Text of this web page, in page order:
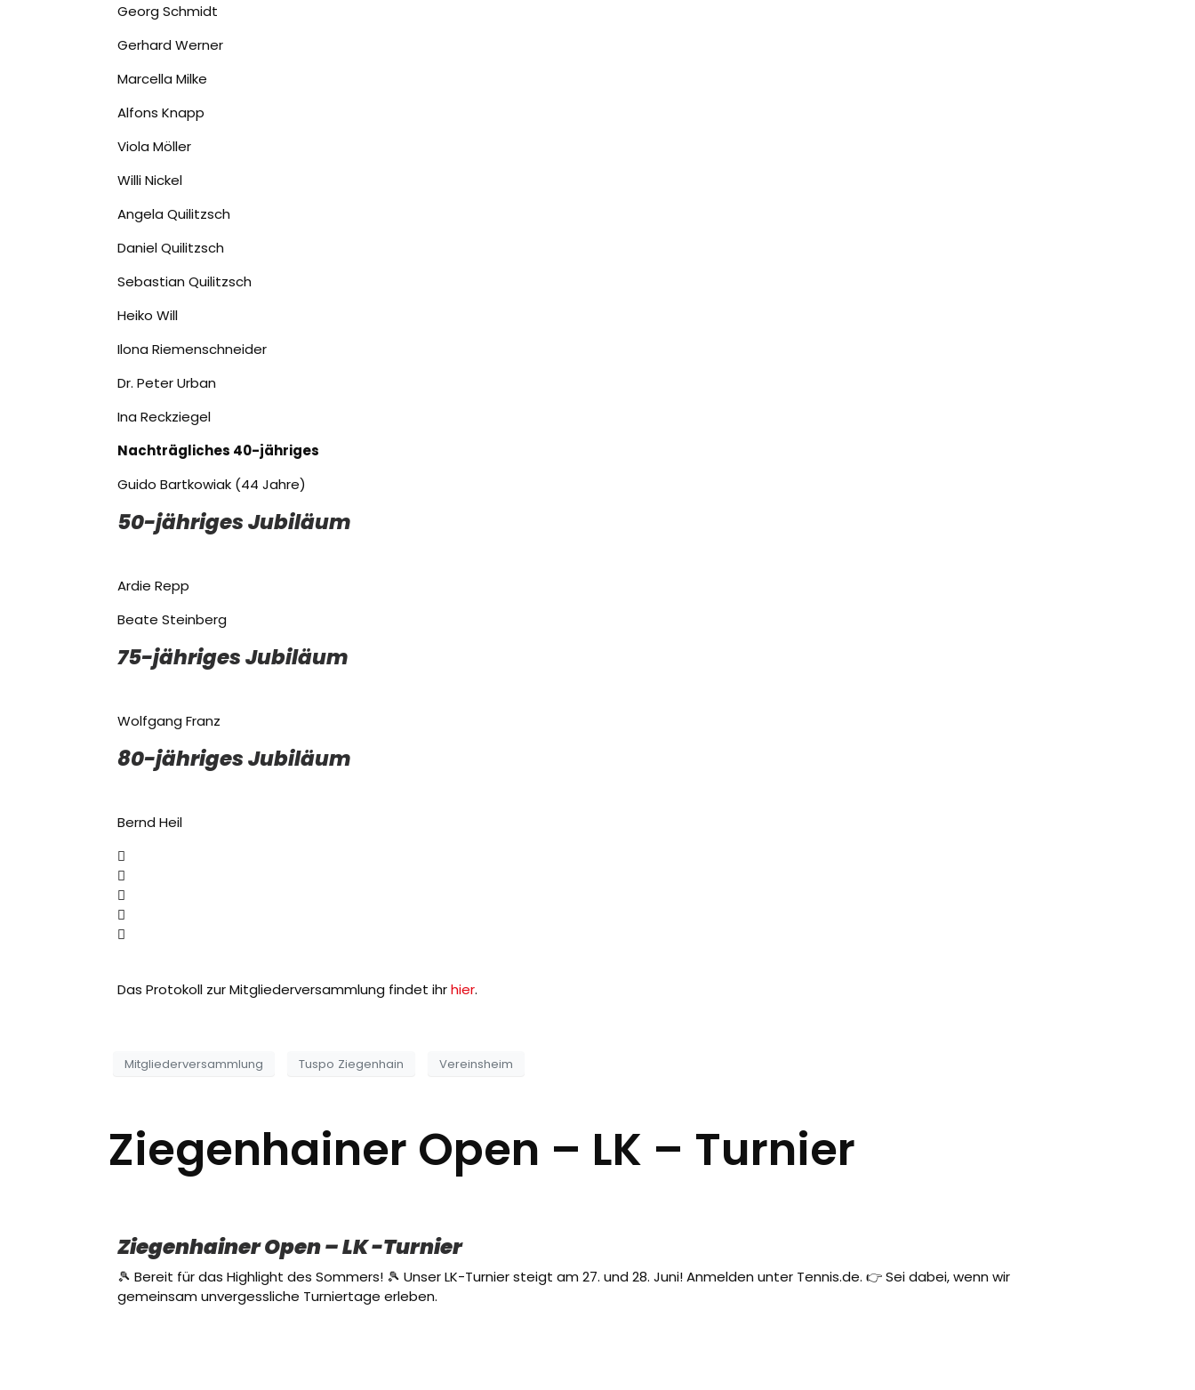
Georg Schmidt
Gerhard Werner
Marcella Milke
Alfons Knapp
Viola Möller
Willi Nickel
Angela Quilitzsch
Daniel Quilitzsch
Sebastian Quilitzsch
Heiko Will
Ilona Riemenschneider
Dr. Peter Urban
Ina Reckziegel
Nachträgliches 40-jähriges
Guido Bartkowiak (44 Jahre)
50-jähriges Jubiläum
Ardie Repp
Beate Steinberg
75-jähriges Jubiläum
Wolfgang Franz
80-jähriges Jubiläum
Bernd Heil
Das Protokoll zur Mitgliederversammlung findet ihrhier.
Mitgliederversammlung Tuspo Ziegenhain Vereinsheim
Ziegenhainer Open – LK – Turnier
Ziegenhainer Open – LK -Turnier
🎾 Bereit für das Highlight des Sommers! 🎾 Unser LK-Turnier steigt am 27. und 28. Juni! Anmelden unter Tennis.de. 👉 Sei dabei, wenn wir
gemeinsam unvergessliche Turniertage erleben.